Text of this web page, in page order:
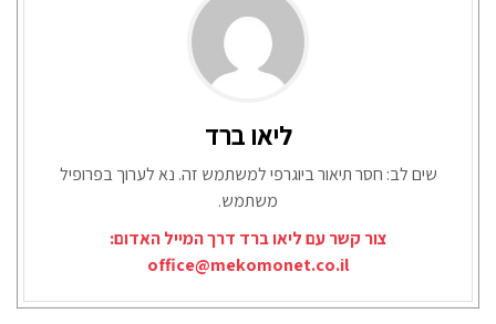
ליאו ברד
שים לב: חסר תיאור ביוגרפי למשתמש זה. נא לערוך בפרופיל
משתמש.
צור קשר עם ליאו ברד דרך המייל האדום:
office@mekomonet.co.il